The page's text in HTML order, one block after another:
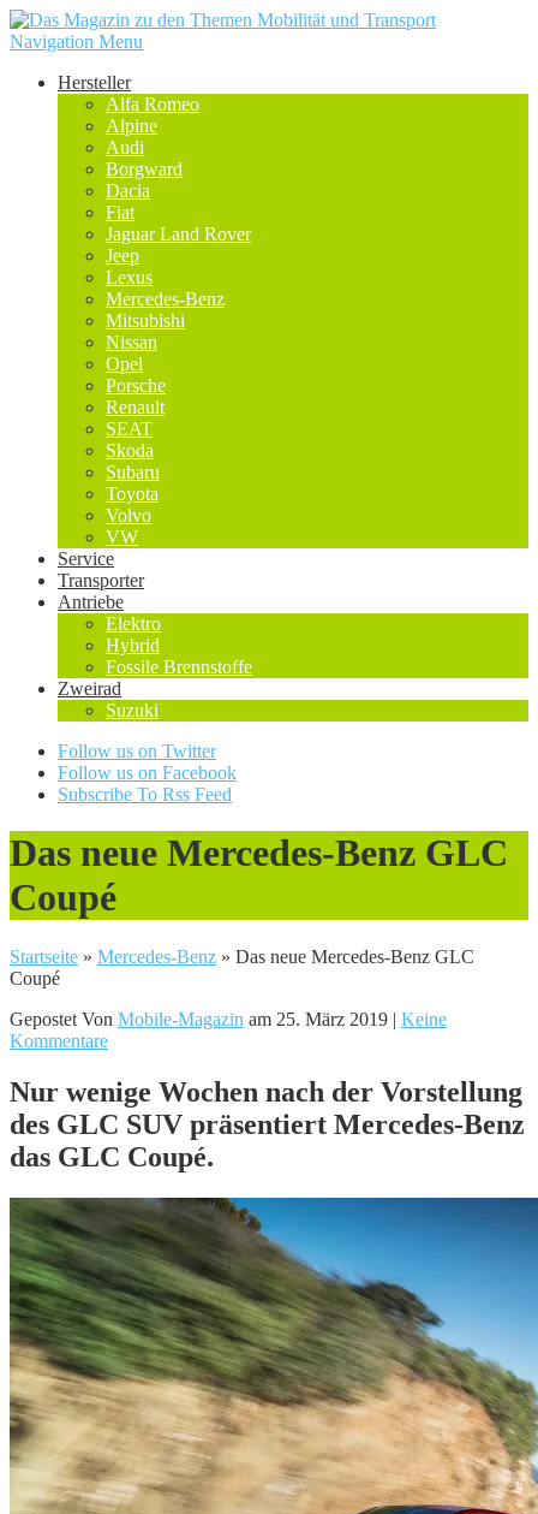
Navigation Menu
Hersteller
Alfa Romeo
Alpine
Audi
Borgward
Dacia
Fiat
Jaguar Land Rover
Jeep
Lexus
Mercedes-Benz
Mitsubishi
Nissan
Opel
Porsche
Renault
SEAT
Skoda
Subaru
Toyota
Volvo
VW
Service
Transporter
Antriebe
Elektro
Hybrid
Fossile Brennstoffe
Zweirad
Suzuki
Follow us on Twitter
Follow us on Facebook
Subscribe To Rss Feed
Das neue Mercedes-Benz GLC
Coupé
Startseite » Mercedes-Benz » Das neue Mercedes-Benz GLC
Coupé
Gepostet Von Mobile-Magazin am 25. März 2019 | Keine
Kommentare
Nur wenige Wochen nach der Vorstellung
des GLC SUV präsentiert Mercedes-Benz
das GLC Coupé.